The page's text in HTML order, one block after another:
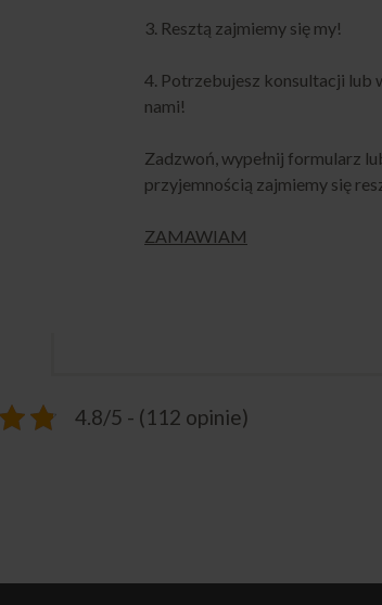
3. Resztą zajmiemy się my!
4. Potrzebujesz konsultacji lub
nami!
Zadzwoń, wypełnij formularz
przyjemnością zajmiemy się
ZAMAWIAM
4.8/5 - (112 opinie)